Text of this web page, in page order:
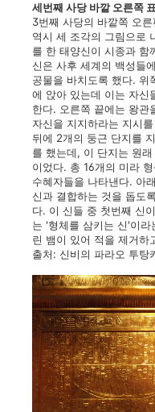
세번째 사당 바깥 오른쪽
3번째 사당의 바깥쪽 오
역시 세 조각의 그림으로
를 한 태양신이 시종과 함
신은 사후 세계의 백성들
공물을 바치도록 했다. 위
에 앉아 있는데 이는 자신
한다. 오른쪽 끝에는 왕관
자신을 지지하라는 지시
뒤에 2개의 둥근 단지를
를 했는데, 이 단지는 원
이었다. 총 16개의 미라
수혜자들을 나타낸다. 아
신과 결합하는 것을 돕도
다. 이 신들 중 첫번째 신
는 '형체를 삼키는 신'이
린 뱀이 있어 적을 제거하
출처: 신비의 파라오 투탕